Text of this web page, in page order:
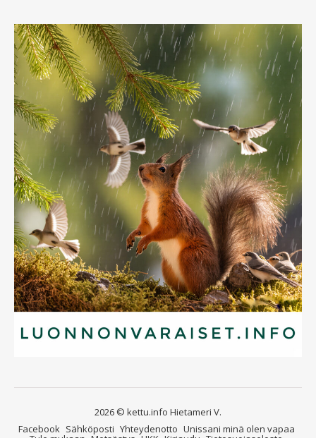
2026 © kettu.info Hietameri V.
Facebook Sähköposti Yhteydenotto Unissani minä olen vapaa